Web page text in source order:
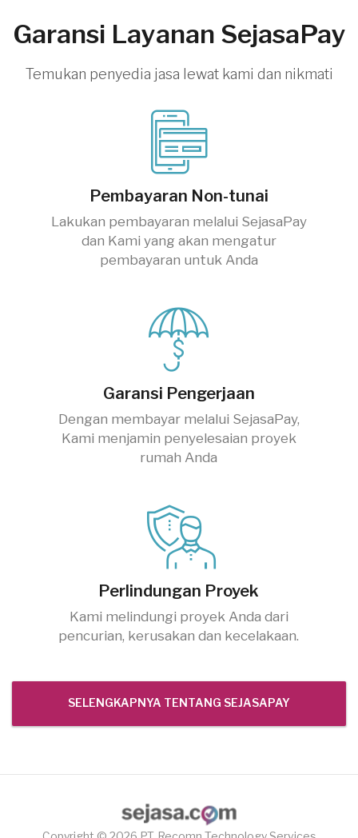
Garansi Layanan SejasaPay
Temukan penyedia jasa lewat kami dan nikmati
Pembayaran Non-tunai
Lakukan pembayaran melalui SejasaPay
dan Kami yang akan mengatur
pembayaran untuk Anda
Garansi Pengerjaan
Dengan membayar melalui SejasaPay,
Kami menjamin penyelesaian proyek
rumah Anda
Perlindungan Proyek
Kami melindungi proyek Anda dari
pencurian, kerusakan dan kecelakaan.
SELENGKAPNYA TENTANG SEJASAPAY